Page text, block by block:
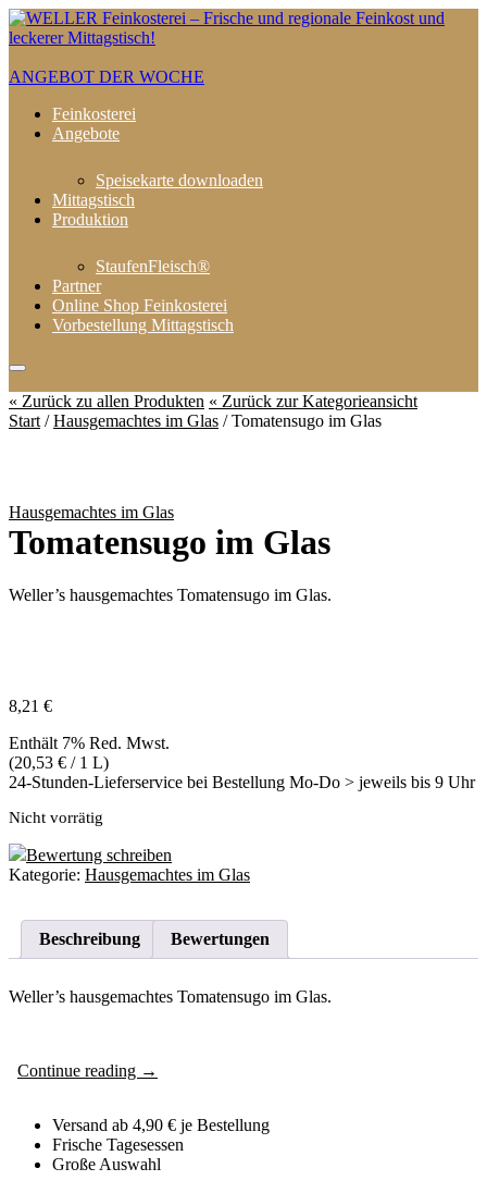
ANGEBOT DER WOCHE
Feinkosterei
Angebote
Speisekarte downloaden
Mittagstisch
Produktion
StaufenFleisch®
Partner
Online Shop Feinkosterei
Vorbestellung Mittagstisch
« Zurück zu allen Produkten « Zurück zur Kategorieansicht
Start /Hausgemachtes im Glas / Tomatensugo im Glas
Hausgemachtes im Glas
Tomatensugo im Glas
Weller’s hausgemachtes Tomatensugo im Glas.
8,21 €
Enthält 7% Red. Mwst.
(20,53 € / 1 L)
24-Stunden-Lieferservice bei Bestellung Mo-Do > jeweils bis 9 Uhr
Nicht vorrätig
Bewertung schreiben
Kategorie: Hausgemachtes im Glas
Beschreibung Bewertungen
Weller’s hausgemachtes Tomatensugo im Glas.
Continue reading →
Versand ab 4,90 € je Bestellung
Frische Tagesessen
Große Auswahl